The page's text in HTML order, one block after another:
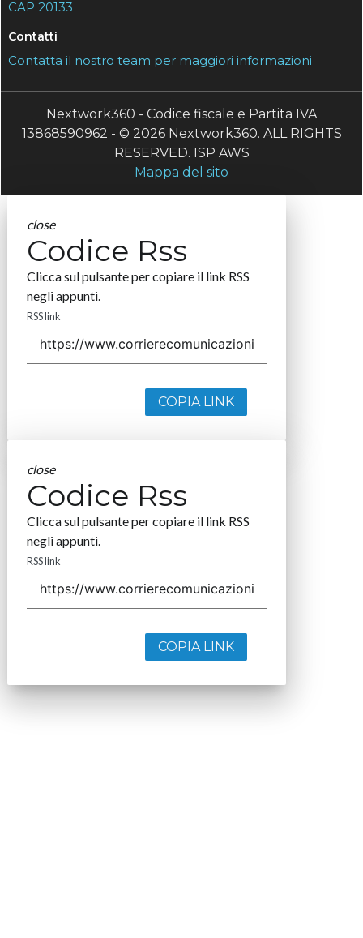
CAP 20133
Contatti
Contatta il nostro team per maggiori informazioni
Nextwork360 - Codice fiscale e Partita IVA
13868590962 - © 2026 Nextwork360. ALL RIGHTS
RESERVED. ISP AWS
Mappa del sito
close
Codice Rss
Clicca sul pulsante per copiare il link RSS
negli appunti.
RSS link
COPIA LINK
close
Codice Rss
Clicca sul pulsante per copiare il link RSS
negli appunti.
RSS link
COPIA LINK